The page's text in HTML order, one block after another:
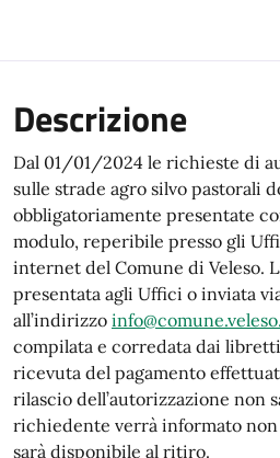
Descrizione
Dal 01/01/2024 le richieste di
sulle strade agro silvo pastorali
obbligatoriamente presentate
modulo, reperibile presso gli
internet del Comune di Veleso.
presentata agli Uffici o inviata
all’indirizzo
compilata e corredata dai
ricevuta del pagamento
rilascio dell’autorizzazione non
richiedente verrà informato
sarà disponibile al ritiro.